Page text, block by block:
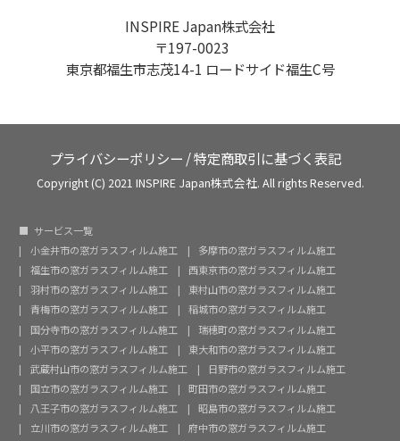
INSPIRE Japan株式会社
〒197-0023
東京都福生市志茂14-1 ロードサイド福生C号
プライバシーポリシー /特定商取引に基づく表記
Copyright (C) 2021 INSPIRE Japan株式会社. All rights Reserved.
サービス一覧
小金井市の窓ガラスフィルム施工
多摩市の窓ガラスフィルム施工
福生市の窓ガラスフィルム施工
西東京市の窓ガラスフィルム施工
羽村市の窓ガラスフィルム施工
東村山市の窓ガラスフィルム施工
青梅市の窓ガラスフィルム施工
稲城市の窓ガラスフィルム施工
国分寺市の窓ガラスフィルム施工
瑞穂町の窓ガラスフィルム施工
小平市の窓ガラスフィルム施工
東大和市の窓ガラスフィルム施工
武蔵村山市の窓ガラスフィルム施工
日野市の窓ガラスフィルム施工
国立市の窓ガラスフィルム施工
町田市の窓ガラスフィルム施工
八王子市の窓ガラスフィルム施工
昭島市の窓ガラスフィルム施工
立川市の窓ガラスフィルム施工
府中市の窓ガラスフィルム施工